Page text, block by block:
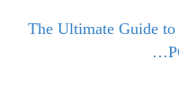
The Ultimate Guide